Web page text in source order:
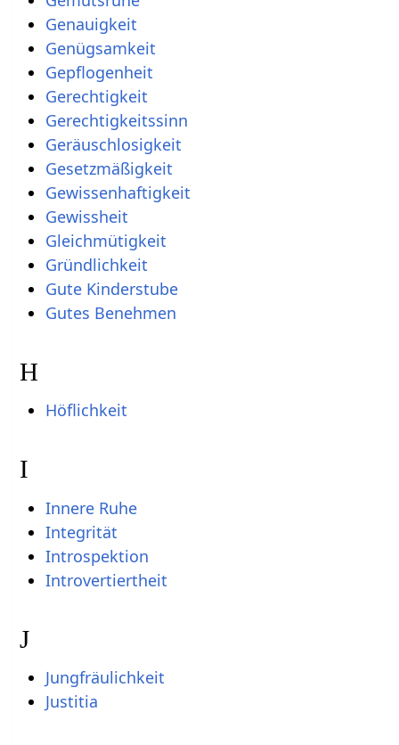
Genauigkeit
Genügsamkeit
Gepflogenheit
Gerechtigkeit
Gerechtigkeitssinn
Geräuschlosigkeit
Gesetzmäßigkeit
Gewissenhaftigkeit
Gewissheit
Gleichmütigkeit
Gründlichkeit
Gute Kinderstube
Gutes Benehmen
H
Höflichkeit
I
Innere Ruhe
Integrität
Introspektion
Introvertiertheit
J
Jungfräulichkeit
Justitia